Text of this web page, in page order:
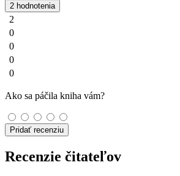
2 hodnotenia
2
0
0
0
0
Ako sa páčila kniha vám?
Pridať recenziu
Recenzie čitateľov